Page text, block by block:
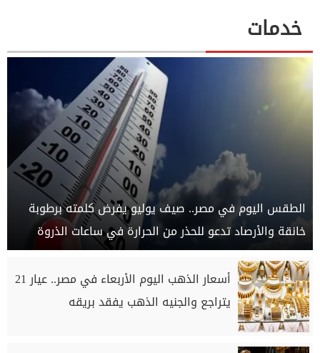
خدمات
الطقس اليوم في مصر.. صيف يوليو يفرض كلمته برطوبة
خانقة والأرصاد تدعو للحذر من الحرارة في ساعات الذروة
أسعار الذهب اليوم الأربعاء في مصر.. عيار 21
يتراجع والجنيه الذهب يفقد بريقه